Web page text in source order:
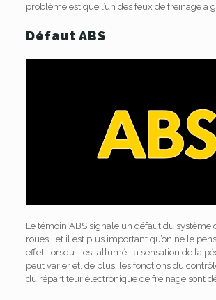
problème est que l’un des feux de freinage a
Défaut ABS
Le témoin ABS signale un défaut du système
roues… et il est plus important qu’on ne le
effet, lorsqu’il est allumé, la sensation de la
peut varier et, de plus, les fonctions du
du répartiteur électronique de freinage sont